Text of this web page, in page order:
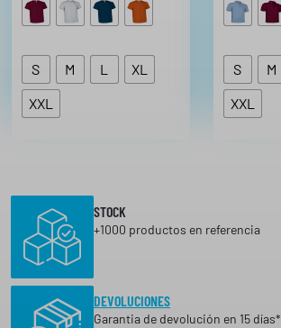
€
S M L
XL
XXL
S M
XXL
STOCK
+1000 productos en referencia
DEVOLUCIONES
Garantia de devolución en 15 días*